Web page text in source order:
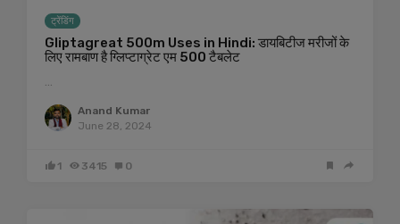
ट्रेंडिंग
Gliptagreat 500m Uses in Hindi: डायबिटीज मरीजों के
लिए रामबाण है ग्लिप्टाग्रेट एम 500 टैबलेट
…
Anand Kumar
June 28, 2024
1 3415 0